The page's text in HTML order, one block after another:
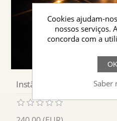
Instâncias de
Cookies ajudam-
nossos serviços.
concorda com a
OK
Saber